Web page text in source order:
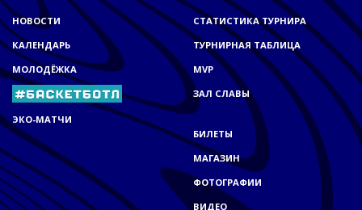
НОВОСТИ
КАЛЕНДАРЬ
МОЛОДЁЖКА
ЭКО-МАТЧИ
СТАТИСТИКА ТУРНИРА
ТУРНИРНАЯ ТАБЛИЦА
MVP
ЗАЛ СЛАВЫ
БИЛЕТЫ
МАГАЗИН
ФОТОГРАФИИ
ВИДЕО